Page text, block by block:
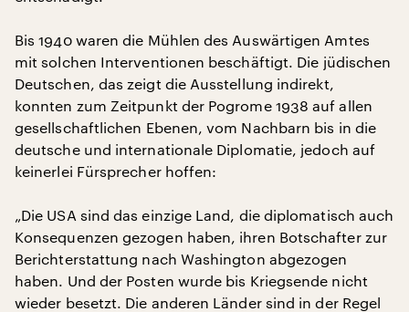
Bis 1940 waren die Mühlen des Auswärtigen Amtes
mit solchen Interventionen beschäftigt. Die jüdischen
Deutschen, das zeigt die Ausstellung indirekt,
konnten zum Zeitpunkt der Pogrome 1938 auf allen
gesellschaftlichen Ebenen, vom Nachbarn bis in die
deutsche und internationale Diplomatie, jedoch auf
keinerlei Fürsprecher hoffen:
„Die USA sind das einzige Land, die diplomatisch auch
Konsequenzen gezogen haben, ihren Botschafter zur
Berichterstattung nach Washington abgezogen
haben. Und der Posten wurde bis Kriegsende nicht
wieder besetzt. Die anderen Länder sind in der Regel